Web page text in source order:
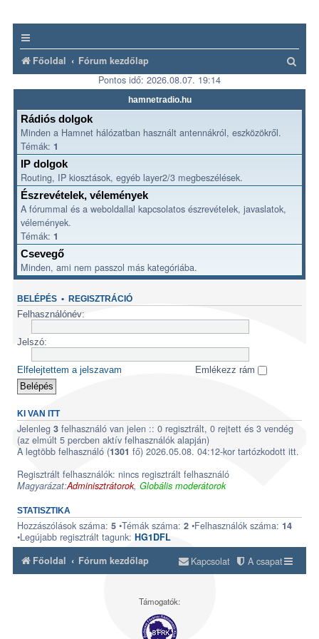
Főoldal Fórum kezdőlap
é
Pontos idő: 2026.08.07. 19:14
hamnetradio.hu
Rádiós dolgok
Minden a Hamnet hálózatban használt antennákról, eszközökről.
Témák: 1
IP dolgok
Routing, IP kiosztások, egyéb layer2/3 megbeszélések.
Észrevételek, vélemények
A fórummal és a weboldallal kapcsolatos észrevételek, javaslatok,
vélemények.
Témák:1
Csevegő
Minden, ami nem passzol más kategóriába.
BELÉPÉS • REGISZTRÁCIÓ
Felhasználónév:
Jelszó:
Elfelejtettem a jelszavam Emlékezz rám
KI VAN ITT
Jelenleg3 felhasználó van jelen :: 0 regisztrált, 0 rejtett és 3 vendég
(az elmúlt 5 percben aktív felhasználók alapján)
A legtöbb felhasználó (1301 fő) 2026.05.08. 04:12-kor tartózkodott itt.
Regisztrált felhasználók: nincs regisztrált felhasználó
Magyarázat:Adminisztrátorok,Globális moderátorok
STATISZTIKA
Hozzászólások száma:5 •Témák száma:2 •Felhasználók száma:14
•Legújabb regisztrált tagunk:HG1DFL
Főoldal
Fórum kezdőlap A csapat
Kapcsolat
Támogatók: